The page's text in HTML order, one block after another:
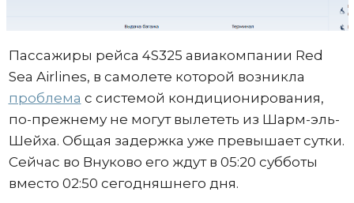
Пассажиры рейса 4S325 авиакомпании Red
Sea Airlines, в самолете которой возникла
проблема с системой кондиционирования,
по-прежнему не могут вылететь из Шарм-эль-
Шейха. Общая задержка уже превышает сутки.
Сейчас во Внуково его ждут в 05:20 субботы
вместо 02:50 сегодняшнего дня.